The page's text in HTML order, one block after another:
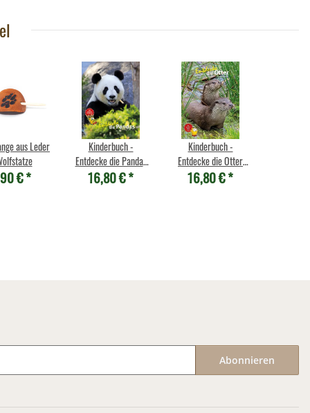
aus Leder
€*
Kinderbuch -
Entdecke die Pandas
(43)
16,80 €*
Kinderbuch -
Entdecke die Otter
(53)
16,80 €*
Abonnieren